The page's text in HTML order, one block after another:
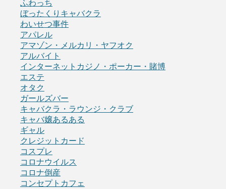
ふわっち
ぼったくりキャバクラ
わいせつ事件
アパレル
アマゾン・メルカリ・ヤフオク
アルバイト
インターネットカジノ・ポーカー・賭博
エステ
オタク
ガールズバー
キャバクラ・ラウンジ・クラブ
キャバ嬢あるある
ギャル
クレジットカード
コスプレ
コロナウイルス
コロナ倒産
コンセプトカフェ